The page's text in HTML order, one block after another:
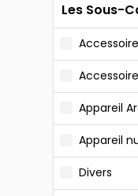
Les Sous-
Appareil
Appareil
Divers